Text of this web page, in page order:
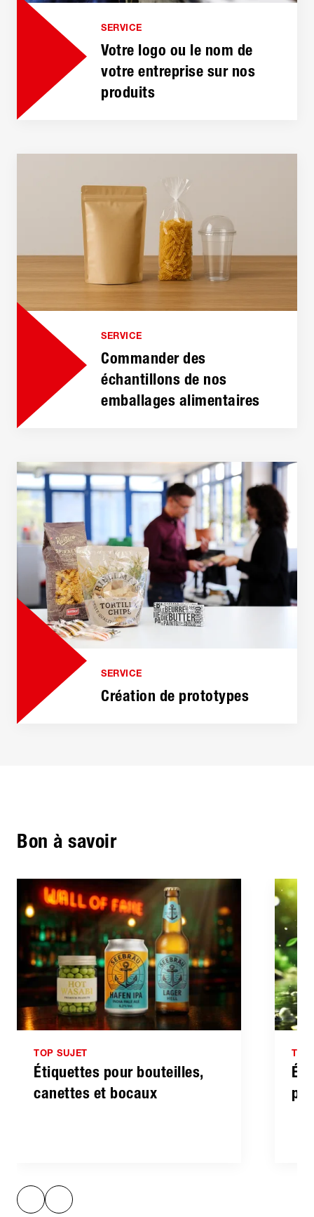
SERVICE
Votre logo ou le nom de
votre entreprise sur nos
produits
SERVICE
Commander des
échantillons de nos
emballages alimentaires
SERVICE
Création de prototypes
Bon à savoir
TOP SUJET
Étiquettes pour bouteilles,
canettes et bocaux
TOP